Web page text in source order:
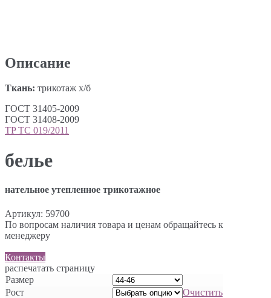
Описание
Ткань: трикотаж х/б
ГОСТ 31405-2009
ГОСТ 31408-2009
TP ТС 019/2011
белье
нательное утепленное трикотажное
Артикул: 59700
По вопросам наличия товара и ценам обращайтесь к
менеджеру
Контакты
распечатать страницу
Размер
Рост
Очистить